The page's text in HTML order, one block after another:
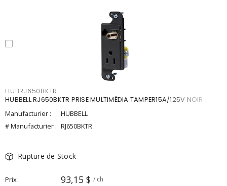
HUBRJ650BKTR
HUBBELL RJ650BKTR PRISE MULTIMÉDIA TAMPER15A/125V NOIR
Manufacturier :
HUBBELL
# Manufacturier : RJ650BKTR
Rupture de Stock
Prix 93,15 $ / ch